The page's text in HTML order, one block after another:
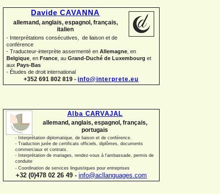
Davide CAVANNA
allemand, anglais, espagnol, français,
italien
- Interprétations consécutives, de liaison et de
conférence
- Traducteur-interprète assermenté en Allemagne , en
Belgique , en France , au Grand-Duché de Luxembourg et
aux Pays-Bas
- Études de droit international
+352 691 802 819 - info@interprete.eu
Alba CARVAJAL
allemand, anglais, espagnol, français,
portugais
- Interprétation diplomatique, de liaison et de conférence.
- Traduction jurée de certificats officiels, diplômes, documents
commerciaux et contrats.
- Interprétation de mariages, rendez-vous à l'ambassade, permis de
conduite
- Coordination de services linguistiques pour entreprises
+32 (0)478 02 26 49 - info@acllanguages.com